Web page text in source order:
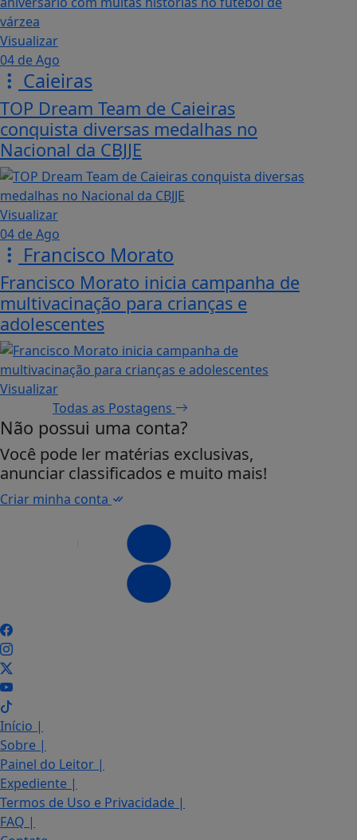
Visualizar
04 de Ago
Caieiras
TOP Dream Team de Caieiras
conquista diversas medalhas no
Nacional da CBJJE
Visualizar
04 de Ago
Francisco Morato
Francisco Morato inicia campanha de
multivacinação para crianças e
adolescentes
Visualizar
Todas as Postagens
Não possui uma conta?
Você pode ler matérias exclusivas,
anunciar classificados e muito mais!
Criar minha conta
Início |
Sobre |
Painel do Leitor |
Expediente |
Termos de Uso e Privacidade |
FAQ |